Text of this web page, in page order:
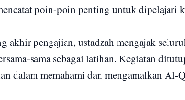
poin-poin penting untuk dipelajari
akhir pengajian, ustadzah mengajak
sama sebagai latihan. Kegiatan
dalam memahami dan mengamalkan Al-